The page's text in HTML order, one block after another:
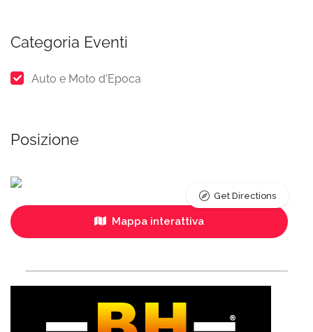
Categoria Eventi
Auto e Moto d'Epoca
Posizione
Mappa interattiva
Get Directions